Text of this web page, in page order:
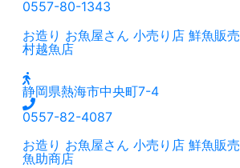
0557-80-1343
お造り お魚屋さん 小売り店 鮮魚販売
村越魚店
静岡県熱海市中央町7-4
0557-82-4087
お造り お魚屋さん 小売り店 鮮魚販売
魚助商店